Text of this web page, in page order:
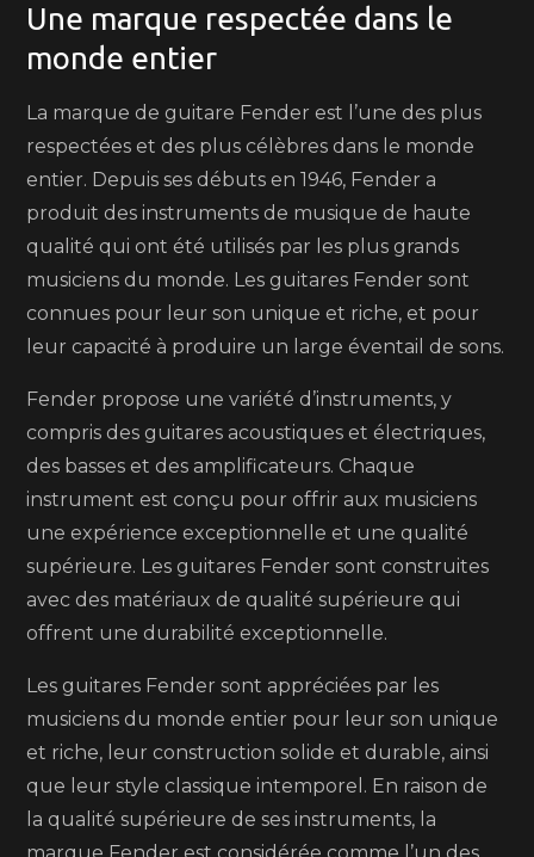
Une marque respectée dans le
monde entier
La marque de guitare Fender est l’une des plus
respectées et des plus célèbres dans le monde
entier. Depuis ses débuts en 1946, Fender a
produit des instruments de musique de haute
qualité qui ont été utilisés par les plus grands
musiciens du monde. Les guitares Fender sont
connues pour leur son unique et riche, et pour
leur capacité à produire un large éventail de sons.
Fender propose une variété d’instruments, y
compris des guitares acoustiques et électriques,
des basses et des amplificateurs. Chaque
instrument est conçu pour offrir aux musiciens
une expérience exceptionnelle et une qualité
supérieure. Les guitares Fender sont construites
avec des matériaux de qualité supérieure qui
offrent une durabilité exceptionnelle.
Les guitares Fender sont appréciées par les
musiciens du monde entier pour leur son unique
et riche, leur construction solide et durable, ainsi
que leur style classique intemporel. En raison de
la qualité supérieure de ses instruments, la